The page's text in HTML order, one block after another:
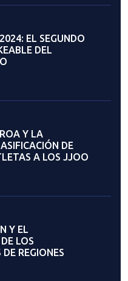
A
DE LAS
EN
EN
"ESTE AÑO
UN SUEÑO